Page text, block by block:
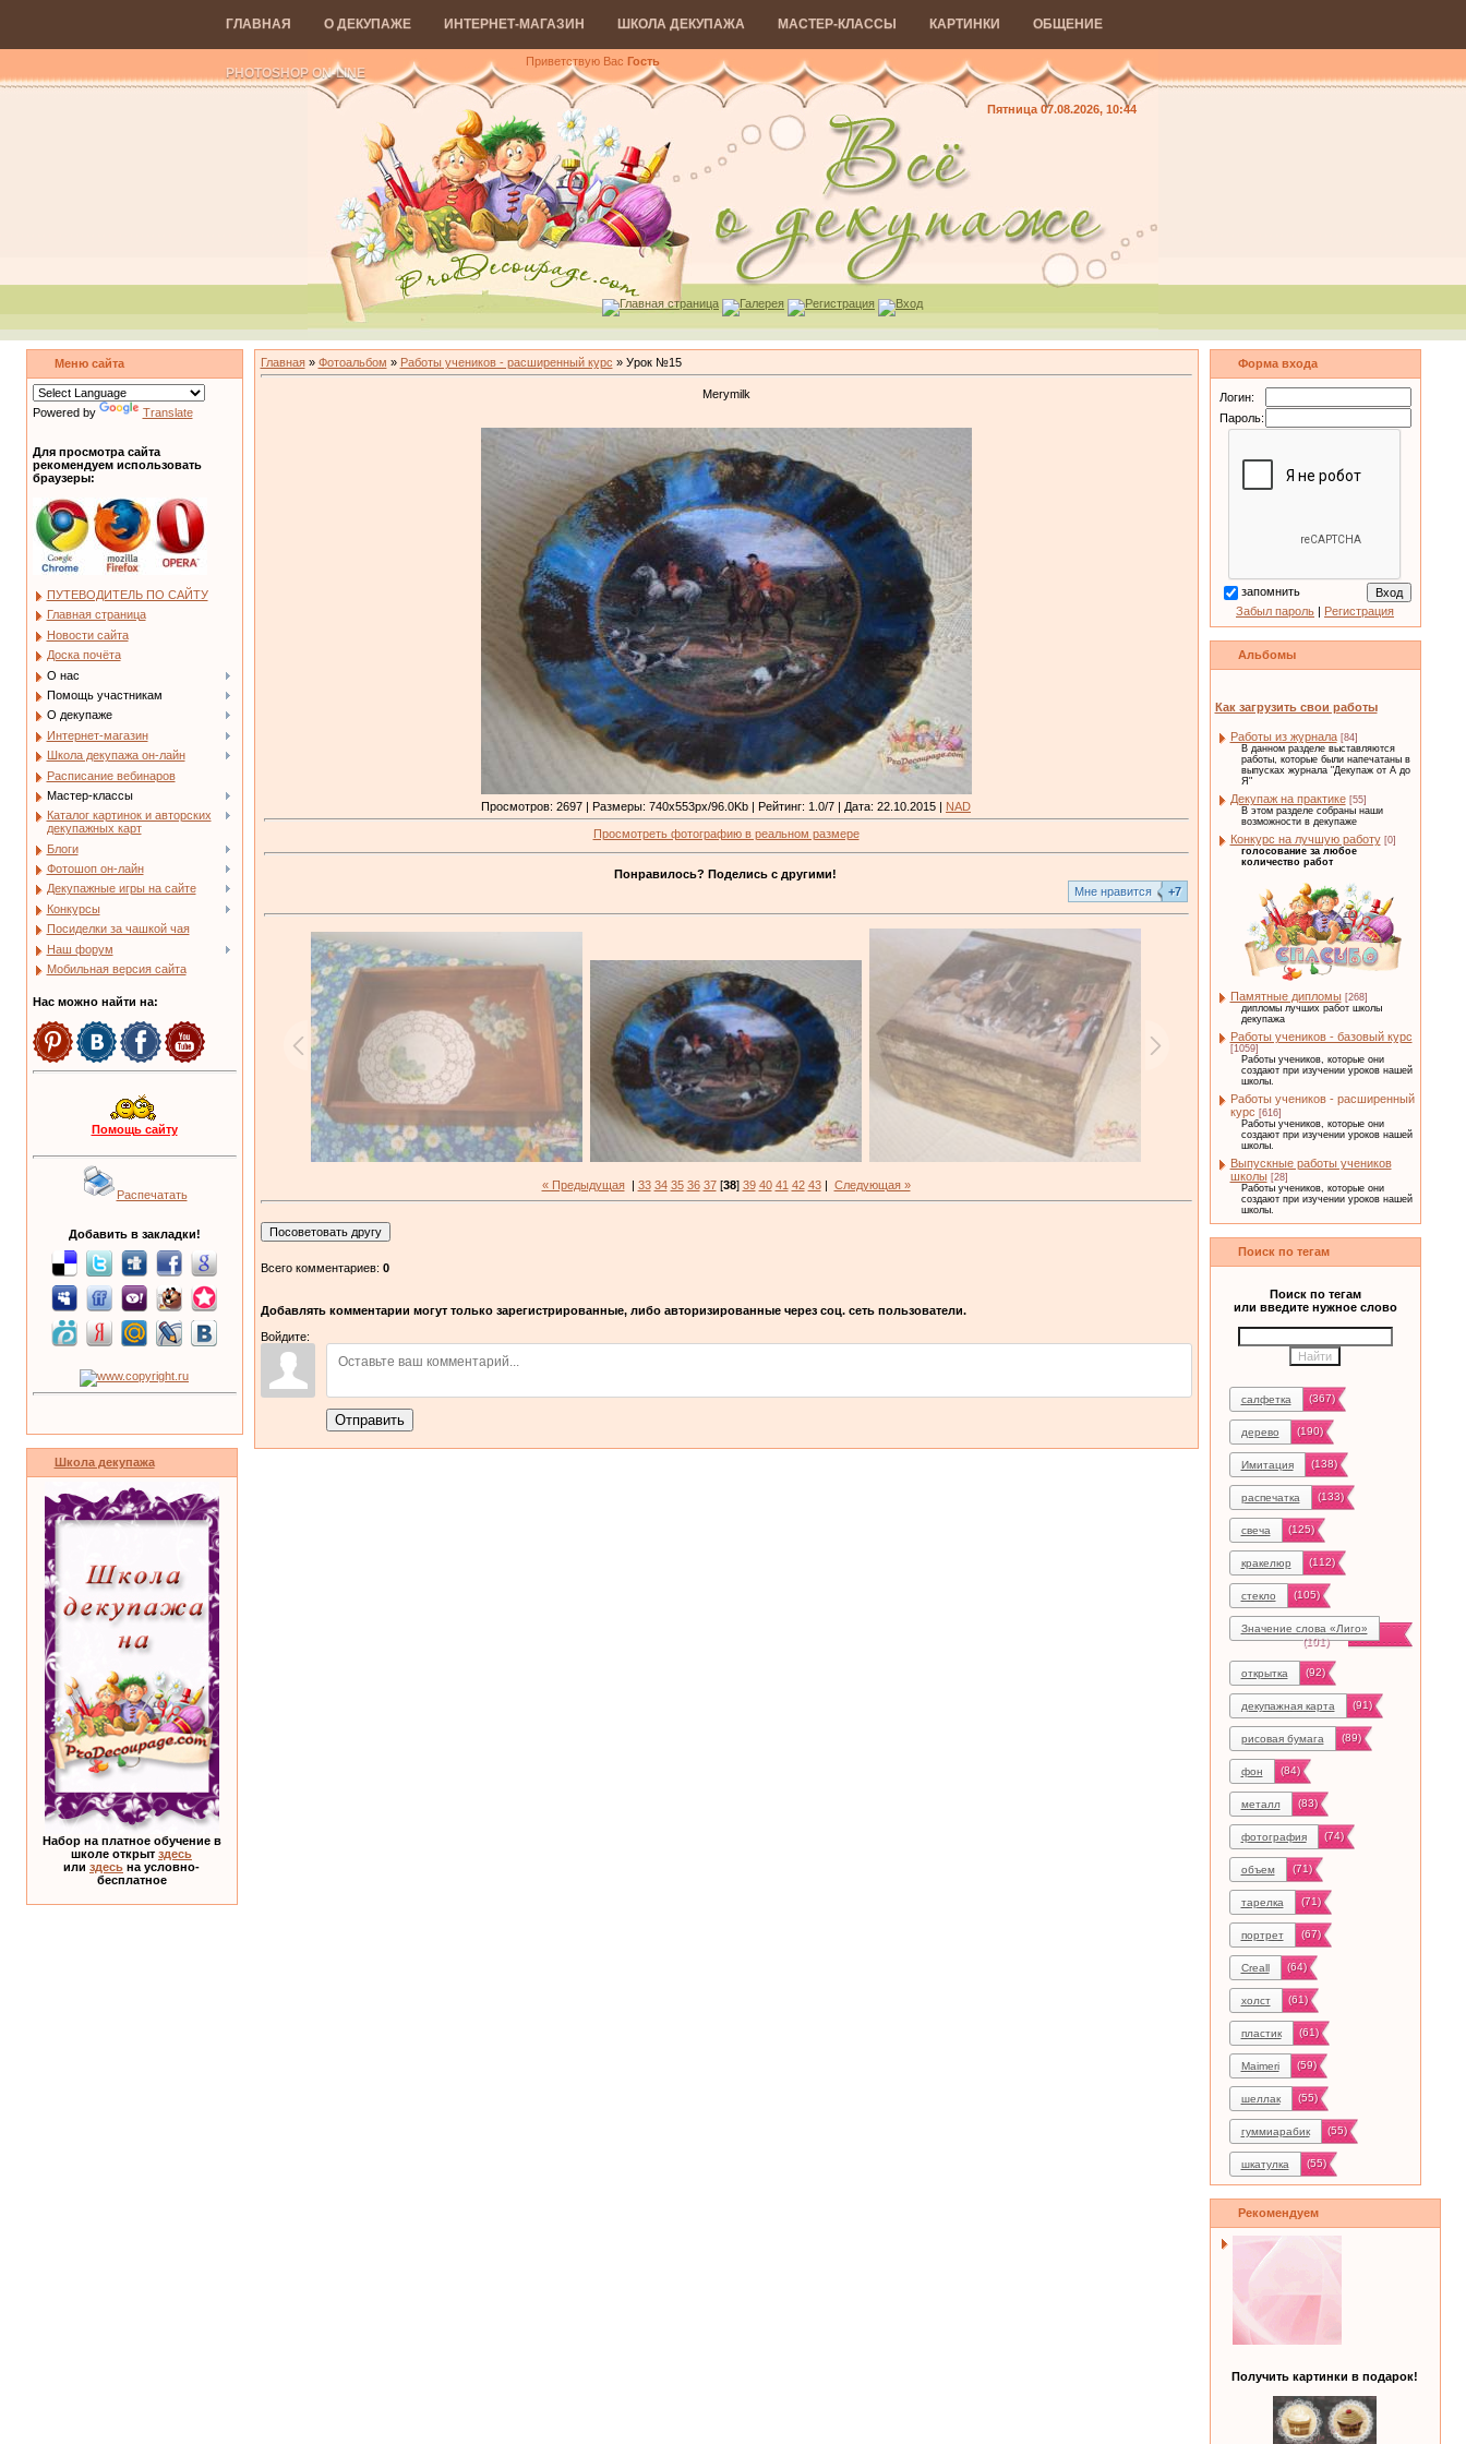
ГЛАВНАЯ О ДЕКУПАЖЕ ИНТЕРНЕТ-МАГАЗИН ШКОЛА ДЕКУПАЖА МАСТЕР-КЛАССЫ КАРТИНКИ ОБЩЕНИЕ
PHOTOSHOP ON-LINE
Приветствую Вас Гость
Пятница 07.08.2026, 10:44
Главная страница Галерея Регистрация Вход
Меню сайта
Powered by Translate
Для просмотра сайта
рекомендуем использовать
браузеры:
ПУТЕВОДИТЕЛЬ ПО САЙТУ
Главная страница
Новости сайта
Доска почёта
О нас
Помощь участникам
О декупаже
Интернет-магазин
Школа декупажа он-лайн
Расписание вебинаров
Мастер-классы
Каталог картинок и авторских
декупажных карт
Блоги
Фотошоп он-лайн
Декупажные игры на сайте
Конкурсы
Посиделки за чашкой чая
Наш форум
Мобильная версия сайта
Нас можно найти на:
Помощь сайту
Распечатать
Добавить в закладки!
Школа декупажа
Набор на платное обучение в
школе открыт здесь
или здесь на условно-
бесплатное
Главная» Фотоальбом » Работы учеников - расширенный курс » Урок №15
Merymilk
Просмотров: 2697 | Размеры: 740x553px/96.0Kb | Рейтинг: 1.0/7 | Дата: 22.10.2015 | NAD
Просмотреть фотографию в реальном размере
Понравилось? Поделись с другими!
Mне нравится
+7
« Предыдущая| 33 34 35 36 37[38] 39 40 41 42 43| Следующая »
Всего комментариев: 0
Добавлять комментарии могут только зарегистрированные, либо авторизированные через соц. сеть пользователи.
Войдите:
Отправить
Форма входа
Логин:
Пароль:
запомнить
Забыл пароль | Регистрация
Альбомы
Как загрузить свои работы
Работы из журнала [84]
В данном разделе выставляются
работы, которые были напечатаны в
выпусках журнала "Декупаж от А до
Я"
Декупаж на практике [55]
В этом разделе собраны наши
возможности в декупаже
Конкурс на лучшую работу [0]
голосование за любое
количество работ
Памятные дипломы [268]
дипломы лучших работ школы
декупажа
Работы учеников - базовый курс
[1059]
Работы учеников, которые они
создают при изучении уроков нашей
школы.
Работы учеников - расширенный
курс [616]
Работы учеников, которые они
создают при изучении уроков нашей
школы.
Выпускные работы учеников
школы [28]
Работы учеников, которые они
создают при изучении уроков нашей
школы.
Поиск по тегам
Поиск по тегам
или введите нужное слово
салфетка (367)
дерево (190)
Имитация (138)
распечатка (133)
свеча (125)
кракелюр (112)
стекло (105)
Значение слова «Лиго»
(101)
открытка (92)
декупажная карта (91)
рисовая бумага (89)
фон (84)
металл (83)
фотография (74)
объем (71)
тарелка (71)
портрет (67)
Creall (64)
холст (61)
пластик (61)
Maimeri (59)
шеллак (55)
гуммиарабик (55)
шкатулка (55)
Рекомендуем
Получить картинки в подарок!